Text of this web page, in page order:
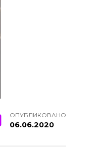
ОПУБЛИКОВАНО
06.06.2020